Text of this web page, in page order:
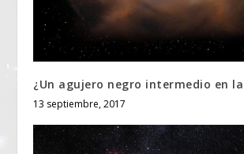
¿Un agujero negro intermedio en
13 septiembre, 2017